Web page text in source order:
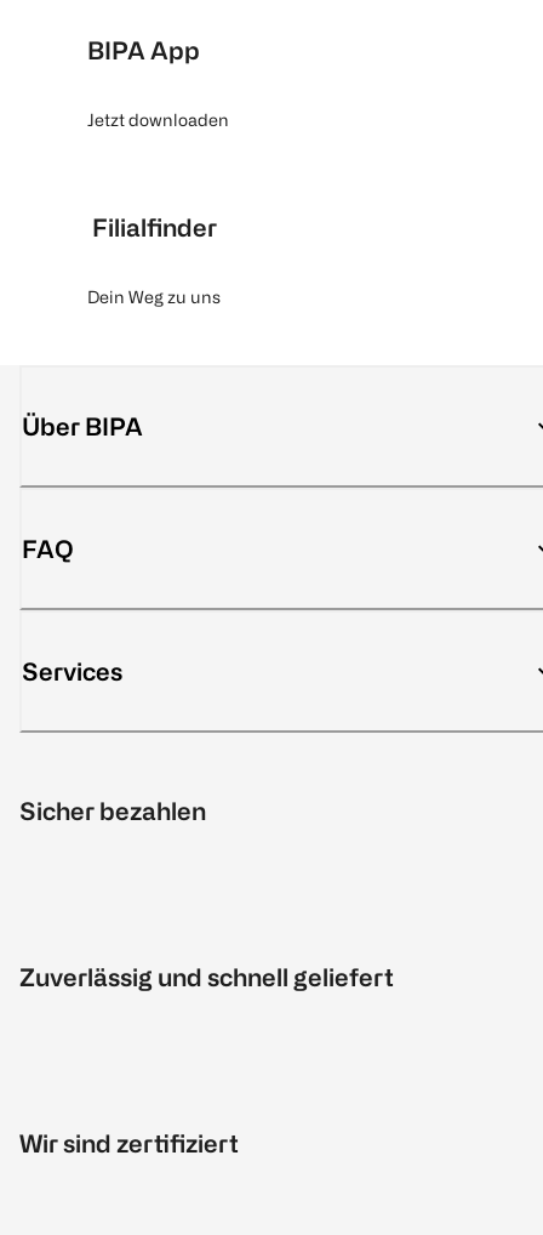
BIPA App
Jetzt downloaden
Filialfinder
Dein Weg zu uns
Über BIPA
FAQ
Services
Sicher bezahlen
Zuverlässig und schnell geliefert
Wir sind zertifiziert